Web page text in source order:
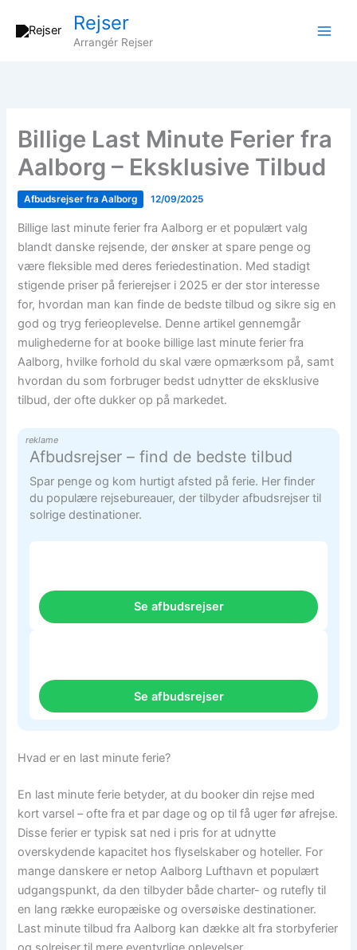
Rejser
Arrangér Rejser
Billige Last Minute Ferier fra
Aalborg – Eksklusive Tilbud
Afbudsrejser fra Aalborg 12/09/2025
Billige last minute ferier fra Aalborg er et populært valg
blandt danske rejsende, der ønsker at spare penge og
være fleksible med deres feriedestination. Med stadigt
stigende priser på ferierejser i 2025 er der stor interesse
for, hvordan man kan finde de bedste tilbud og sikre sig en
god og tryg ferieoplevelse. Denne artikel gennemgår
mulighederne for at booke billige last minute ferier fra
Aalborg, hvilke forhold du skal være opmærksom på, samt
hvordan du som forbruger bedst udnytter de eksklusive
tilbud, der ofte dukker op på markedet.
reklame
Afbudsrejser – find de bedste tilbud
Spar penge og kom hurtigt afsted på ferie. Her finder
du populære rejsebureauer, der tilbyder afbudsrejser til
solrige destinationer.
Se afbudsrejser
Se afbudsrejser
Hvad er en last minute ferie?
En last minute ferie betyder, at du booker din rejse med
kort varsel – ofte fra et par dage og op til få uger før afrejse.
Disse ferier er typisk sat ned i pris for at udnytte
overskydende kapacitet hos flyselskaber og hoteller. For
mange danskere er netop Aalborg Lufthavn et populært
udgangspunkt, da den tilbyder både charter- og rutefly til
en lang række europæiske og oversøiske destinationer.
Last minute tilbud fra Aalborg kan dække alt fra storbyferier